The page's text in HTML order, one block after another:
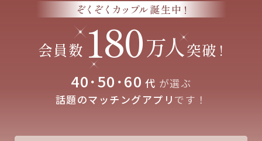
ぞくぞくカップル誕生中 !
会員数 180万人突破 !
40･50･60 代 が選ぶ
話題のマッチングアプリ です！